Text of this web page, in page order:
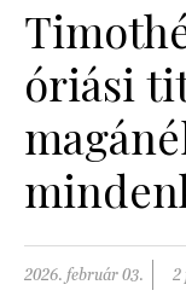
SZÉPSÉG
PÁRKAPCSOLAT
óriási
2026. február 03. 2